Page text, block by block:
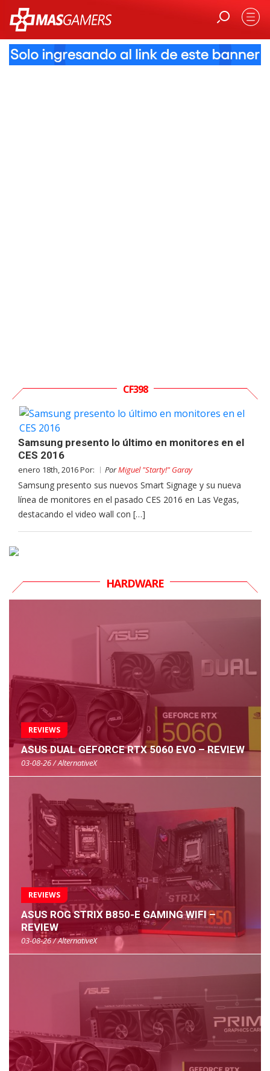
CF398
Samsung presento lo último en monitores en el
CES 2016
enero 18th, 2016 Por: PorMiguel "Starty!" Garay
Samsung presento sus nuevos Smart Signage y su nueva
línea de monitores en el pasado CES 2016 en Las Vegas,
destacando el video wall con […]
HARDWARE
REVIEWS
ASUS DUAL GEFORCE RTX 5060 EVO – REVIEW
03-08-26 / AlternativeX
REVIEWS
ASUS ROG STRIX B850-E GAMING WIFI –
REVIEW
03-08-26 / AlternativeX